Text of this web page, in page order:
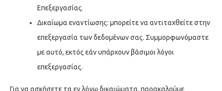
Επεξεργασίας.
Δικαίωμα εναντίωσης: μπορείτε να αντιταχθείτε στην
επεξεργασία των δεδομένων σας. Συμμορφωνόμαστε
με αυτό, εκτός εάν υπάρχουν βάσιμοι λόγοι
επεξεργασίας.
Για να ασκήσετε τα εν λόγω δικαιώματα, παρακαλούμε